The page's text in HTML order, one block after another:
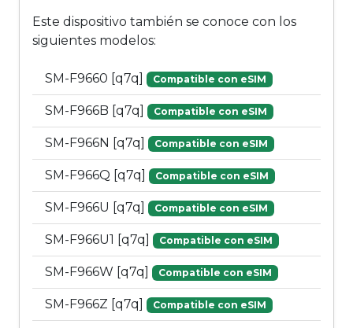
Este dispositivo también se conoce con los
siguientes modelos:
SM-F9660 [q7q] Compatible con eSIM
SM-F966B [q7q] Compatible con eSIM
SM-F966N [q7q] Compatible con eSIM
SM-F966Q [q7q] Compatible con eSIM
SM-F966U [q7q] Compatible con eSIM
SM-F966U1 [q7q] Compatible con eSIM
SM-F966W [q7q] Compatible con eSIM
SM-F966Z [q7q] Compatible con eSIM